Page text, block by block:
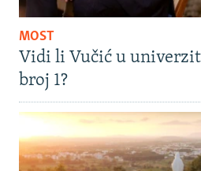
MOST
Vidi li Vučić u
broj 1?